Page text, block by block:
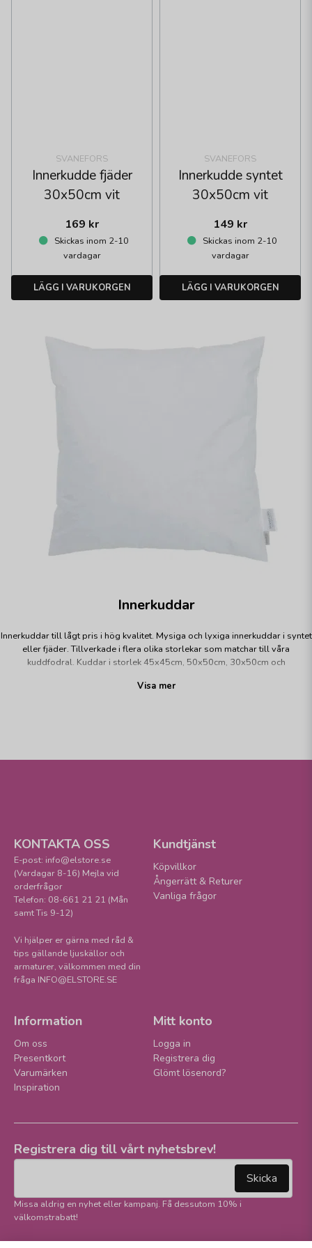
SVANEFORS
Innerkudde fjäder
30x50cm vit
169 kr
Skickas inom 2-10
vardagar
LÄGG I VARUKORGEN
SVANEFORS
Innerkudde syntet
30x50cm vit
149 kr
Skickas inom 2-10
vardagar
LÄGG I VARUKORGEN
Innerkuddar
Innerkuddar till lågt pris i hög kvalitet. Mysiga och lyxiga innerkuddar i syntet
eller fjäder. Tillverkade i flera olika storlekar som matchar till våra
kuddfodral. Kuddar i storlek 45x45cm, 50x50cm, 30x50cm och
kuddar!
Visa mer
KONTAKTA OSS
E-post: info@elstore.se
(Vardagar 8-16) Mejla vid
orderfrågor
Telefon: 08-661 21 21 (Mån
samt Tis 9-12)
Vi hjälper er gärna med råd &
tips gällande ljuskällor och
armaturer, välkommen med din
fråga INFO@ELSTORE.SE
Kundtjänst
Köpvillkor
Ångerrätt & Returer
Vanliga frågor
Information
Om oss
Presentkort
Varumärken
Inspiration
Mitt konto
Logga in
Registrera dig
Glömt lösenord?
Registrera dig till vårt nyhetsbrev!
Skicka
Missa aldrig en nyhet eller kampanj. Få dessutom 10% i
välkomstrabatt!